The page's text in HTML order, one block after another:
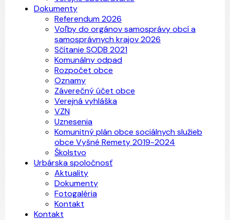
Dokumenty
Referendum 2026
Voľby do orgánov samosprávy obcí a
samosprávnych krajov 2026
Sčítanie SODB 2021
Komunálny odpad
Rozpočet obce
Oznamy
Záverečný účet obce
Verejná vyhláška
VZN
Uznesenia
Komunitný plán obce sociálnych služieb
obce Vyšné Remety 2019-2024
Školstvo
Urbárska spoločnosť
Aktuality
Dokumenty
Fotogaléria
Kontakt
Kontakt